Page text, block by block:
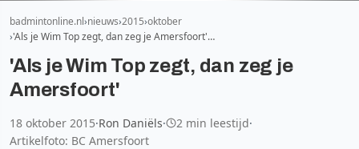
badmintonline.nl nieuws 2015 oktober
'Als je Wim Top zegt, dan zeg je Amersfoort'…
'Als je Wim Top zegt, dan zeg je
Amersfoort'
18 oktober 2015·Ron Daniëls· 2 min leestijd·
Artikelfoto: BC Amersfoort